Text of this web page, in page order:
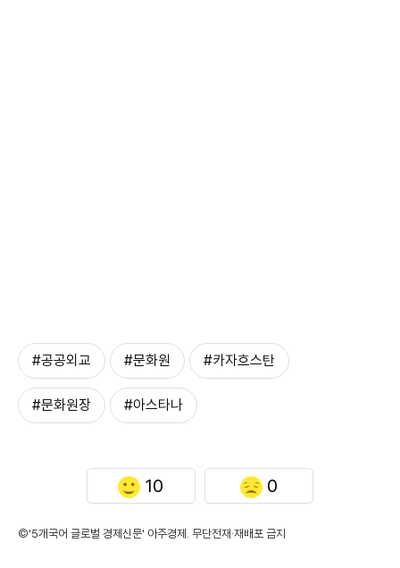
#공공외교 #문화원 #카자흐스탄
#문화원장 #아스타나
10 0
©'5개국어 글로벌 경제신문' 아주경제. 무단전재·재배포 금지